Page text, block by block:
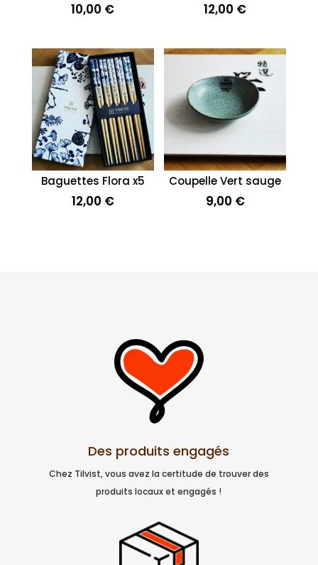
10,00 € 12,00 €
Baguettes Flora x5
12,00 €
Coupelle Vert sauge
9,00 €
Des produits engagés
Chez Tilvist, vous avez la certitude de trouver des
produits locaux et engagés !